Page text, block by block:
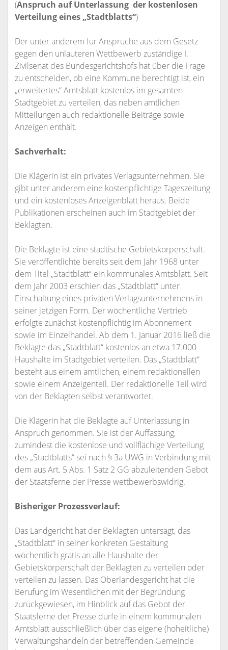
(Anspruch auf Unterlassung der kostenlosen
Verteilung eines „Stadtblatts“)
Der unter anderem für Ansprüche aus dem Gesetz
gegen den unlauteren Wettbewerb zuständige I.
Zivilsenat des Bundesgerichtshofs hat über die Frage
zu entscheiden, ob eine Kommune berechtigt ist, ein
„erweitertes“ Amtsblatt kostenlos im gesamten
Stadtgebiet zu verteilen, das neben amtlichen
Mitteilungen auch redaktionelle Beiträge sowie
Anzeigen enthält.
Sachverhalt:
Die Klägerin ist ein privates Verlagsunternehmen. Sie
gibt unter anderem eine kostenpflichtige Tageszeitung
und ein kostenloses Anzeigenblatt heraus. Beide
Publikationen erscheinen auch im Stadtgebiet der
Beklagten.
Die Beklagte ist eine städtische Gebietskörperschaft.
Sie veröffentlichte bereits seit dem Jahr 1968 unter
dem Titel „Stadtblatt“ ein kommunales Amtsblatt. Seit
dem Jahr 2003 erschien das „Stadtblatt“ unter
Einschaltung eines privaten Verlagsunternehmens in
seiner jetzigen Form. Der wöchentliche Vertrieb
erfolgte zunächst kostenpflichtig im Abonnement
sowie im Einzelhandel. Ab dem 1. Januar 2016 ließ die
Beklagte das „Stadtblatt“ kostenlos an etwa 17.000
Haushalte im Stadtgebiet verteilen. Das „Stadtblatt“
besteht aus einem amtlichen, einem redaktionellen
sowie einem Anzeigenteil. Der redaktionelle Teil wird
von der Beklagten selbst verantwortet.
Die Klägerin hat die Beklagte auf Unterlassung in
Anspruch genommen. Sie ist der Auffassung,
zumindest die kostenlose und vollflächige Verteilung
des „Stadtblatts“ sei nach § 3a UWG in Verbindung mit
dem aus Art. 5 Abs. 1 Satz 2 GG abzuleitenden Gebot
der Staatsferne der Presse wettbewerbswidrig.
Bisheriger Prozessverlauf:
Das Landgericht hat der Beklagten untersagt, das
„Stadtblatt“ in seiner konkreten Gestaltung
wöchentlich gratis an alle Haushalte der
Gebietskörperschaft der Beklagten zu verteilen oder
verteilen zu lassen. Das Oberlandesgericht hat die
Berufung im Wesentlichen mit der Begründung
zurückgewiesen, im Hinblick auf das Gebot der
Staatsferne der Presse dürfe in einem kommunalen
Amtsblatt ausschließlich über das eigene (hoheitliche)
Verwaltungshandeln der betreffenden Gemeinde